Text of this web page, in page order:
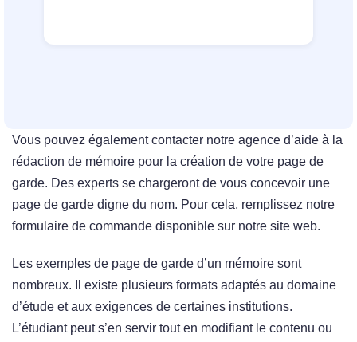
Vous pouvez également contacter notre agence d’aide à la
rédaction de mémoire pour la création de votre page de
garde. Des experts se chargeront de vous concevoir une
page de garde digne du nom. Pour cela, remplissez notre
formulaire de commande disponible sur notre site web.
Les exemples de page de garde d’un mémoire sont
nombreux. Il existe plusieurs formats adaptés au domaine
d’étude et aux exigences de certaines institutions.
L’étudiant peut s’en servir tout en modifiant le contenu ou